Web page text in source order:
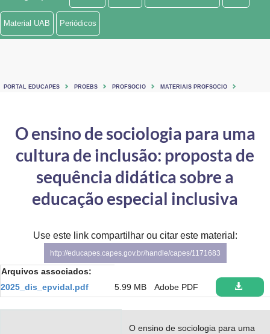
Ministério de Minas e Energia
Controladoria-Geral da União
Ministério da Mulher, da Família e dos Direitos Humanos
Secretaria-Geral
Gabinete de Segurança Institucional
Banco Central do Brasil
Material UAB Periódicos
PORTAL EDUCAPES PROEBS PROFSOCIO MATERIAIS PROFSOCIO
O ensino de sociologia para uma
cultura de inclusão: proposta de
sequência didática sobre a
educação especial inclusiva
Use este link compartilhar ou citar este material:
http://educapes.capes.gov.br/handle/capes/1171683
Arquivos associados:
2025_dis_epvidal.pdf
5.99 MB Adobe PDF
O ensino de sociologia para uma